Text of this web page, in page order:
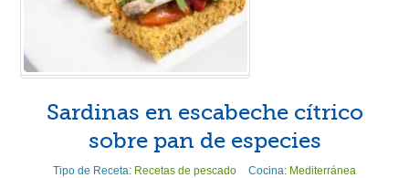
Sardinas en escabeche cítrico
sobre pan de especies
Tipo de Receta: Recetas de pescado Cocina: Mediterránea